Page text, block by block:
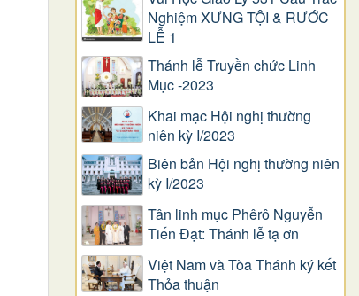
Nghiệm XƯNG TỘI & RƯỚC
LỄ 1
Thánh lễ Truyền chức Linh
Mục -2023
Khai mạc Hội nghị thường
niên kỳ I/2023
Biên bản Hội nghị thường niên
kỳ I/2023
Tân linh mục Phêrô Nguyễn
Tiến Đạt: Thánh lễ tạ ơn
Việt Nam và Tòa Thánh ký kết
Thỏa thuận